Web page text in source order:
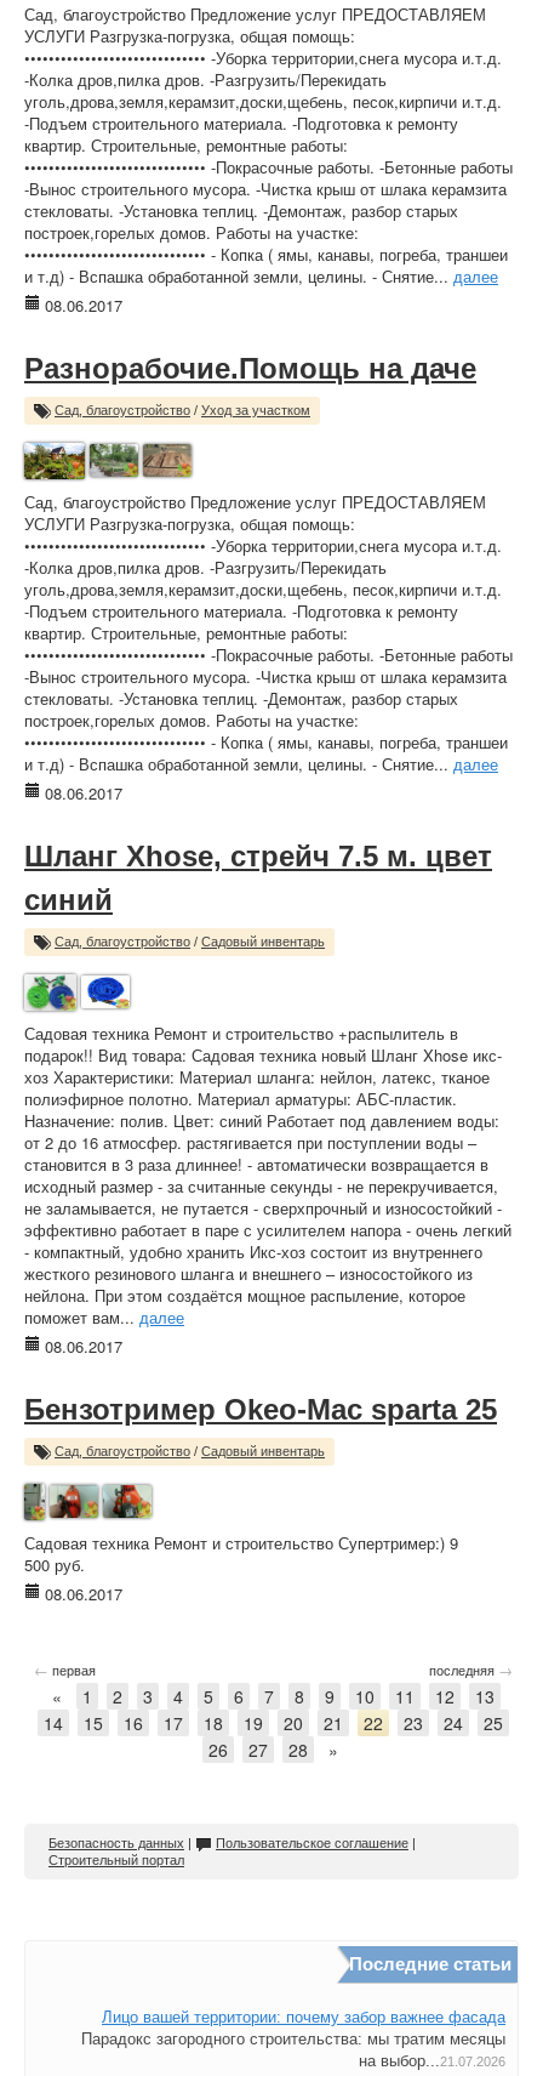
Сад, благоустройство Предложение услуг ПРЕДОСТАВЛЯЕМ
УСЛУГИ Разгрузка-погрузка, общая помощь:
•••••••••••••••••••••••••••••• -Уборка территории,снега мусора и.т.д.
-Колка дров,пилка дров. -Разгрузить/Перекидать
уголь,дрова,земля,керамзит,доски,щебень, песок,кирпичи и.т.д.
-Подъем строительного материала. -Подготовка к ремонту
квартир. Строительные, ремонтные работы:
•••••••••••••••••••••••••••••• -Покрасочные работы. -Бетонные работы
-Вынос строительного мусора. -Чистка крыш от шлака керамзита
стекловаты. -Установка теплиц. -Демонтаж, разбор старых
построек,горелых домов. Работы на участке:
•••••••••••••••••••••••••••••• - Копка ( ямы, канавы, погреба, траншеи
и т.д) - Вспашка обработанной земли, целины. - Снятие... далее
08.06.2017
Разнорабочие.Помощь на даче
Сад, благоустройство / Уход за участком
Сад, благоустройство Предложение услуг ПРЕДОСТАВЛЯЕМ
УСЛУГИ Разгрузка-погрузка, общая помощь:
•••••••••••••••••••••••••••••• -Уборка территории,снега мусора и.т.д.
-Колка дров,пилка дров. -Разгрузить/Перекидать
уголь,дрова,земля,керамзит,доски,щебень, песок,кирпичи и.т.д.
-Подъем строительного материала. -Подготовка к ремонту
квартир. Строительные, ремонтные работы:
•••••••••••••••••••••••••••••• -Покрасочные работы. -Бетонные работы
-Вынос строительного мусора. -Чистка крыш от шлака керамзита
стекловаты. -Установка теплиц. -Демонтаж, разбор старых
построек,горелых домов. Работы на участке:
•••••••••••••••••••••••••••••• - Копка ( ямы, канавы, погреба, траншеи
и т.д) - Вспашка обработанной земли, целины. - Снятие... далее
08.06.2017
Шланг Xhose, стрейч 7.5 м. цвет
синий
Сад, благоустройство / Садовый инвентарь
Садовая техника Ремонт и строительство +распылитель в
подарок!! Вид товара: Садовая техника новый Шланг Xhose икс-
хоз Характеристики: Материал шланга: нейлон, латекс, тканое
полиэфирное полотно. Материал арматуры: АБС-пластик.
Назначение: полив. Цвет: синий Работает под давлением воды:
от 2 до 16 атмосфер. растягивается при поступлении воды –
становится в 3 раза длиннее! - автоматически возвращается в
исходный размер - за считанные секунды - не перекручивается,
не заламывается, не путается - сверхпрочный и износостойкий -
эффективно работает в паре с усилителем напора - очень легкий
- компактный, удобно хранить Икс-хоз состоит из внутреннего
жесткого резинового шланга и внешнего – износостойкого из
нейлона. При этом создаётся мощное распыление, которое
поможет вам... далее
08.06.2017
Бензотример Okeo-Mac sparta 25
Сад, благоустройство / Садовый инвентарь
Садовая техника Ремонт и строительство Супертример:) 9
500 руб.
08.06.2017
← первая последняя →
« 1 2 3 4 5 6 7 8 9 10 11 12
13
14
15 16 17 18 19 20 21 22 23 24
25
26
27 28 »
Безопасность данных | Пользовательское соглашение |
Строительный портал
Последние статьи
Лицо вашей территории: почему забор важнее фасада
Парадокс загородного строительства: мы тратим месяцы
на выбор...
21.07.2026